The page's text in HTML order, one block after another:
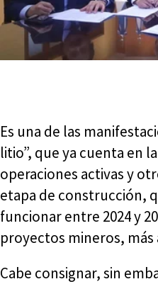
Es una de las
litio”, que ya cuenta en
operaciones activas y
etapa de construcción,
funcionar entre 2024 y
proyectos mineros, más
Cabe consignar, sin